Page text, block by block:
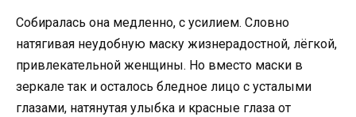
Собиралась она медленно, с усилием. Словно
натягивая неудобную маску жизнерадостной, лёгкой,
привлекательной женщины. Но вместо маски в
зеркале так и осталось бледное лицо с усталыми
глазами, натянутая улыбка и красные глаза от